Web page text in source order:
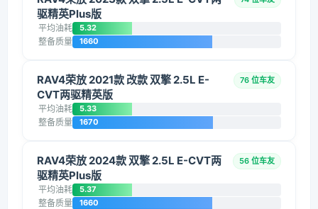
驱精英Plus版
平均油耗 5.32
整备质量 1660
RAV4荣放 2021款 改款 双擎 2.5L E-
CVT两驱精英版
76 位车友
平均油耗 5.33
整备质量 1670
RAV4荣放 2024款 双擎 2.5L E-CVT两
驱精英Plus版
56 位车友
平均油耗 5.37
整备质量 1660